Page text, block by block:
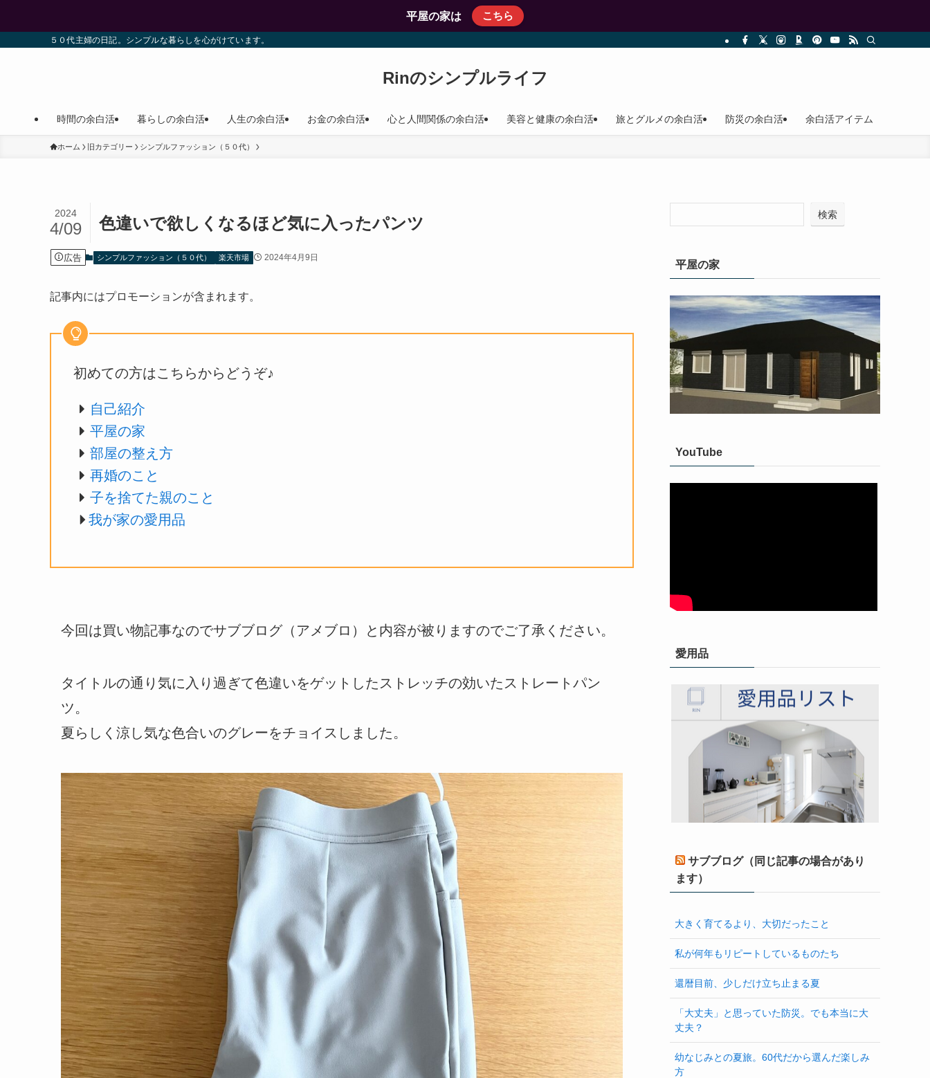
平屋の家は こちら
５０代主婦の日記。シンプルな暮らしを心がけています。
Rinのシンプルライフ
時間の余白活 暮らしの余白活 人生の余白活 お金の余白活 心と人間関係の余白活 美容と健康の余白活 旅とグルメの余白活 防災の余白活 余白活アイテム
ホーム 旧カテゴリー シンプルファッション（５０代）
色違いで欲しくなるほど気に入ったパンツ
2024
4/09
広告 シンプルファッション（５０代） 楽天市場 2024年4月9日
記事内にはプロモーションが含まれます。
初めての方はこちらからどうぞ♪
自己紹介
平屋の家
部屋の整え方
再婚のこと
子を捨てた親のこと
我が家の愛用品
今回は買い物記事なのでサブブログ（アメブロ）と内容が被りますのでご了承ください。
タイトルの通り気に入り過ぎて色違いをゲットしたストレッチの効いたストレートパン
ツ。
夏らしく涼し気な色合いのグレーをチョイスしました。
検索
平屋の家
YouTube
愛用品
サブブログ（同じ記事の場合があり
ます）
大きく育てるより、大切だったこと
私が何年もリピートしているものたち
還暦目前、少しだけ立ち止まる夏
「大丈夫」と思っていた防災。でも本当に大
丈夫？
幼なじみとの夏旅。60代だから選んだ楽しみ
方